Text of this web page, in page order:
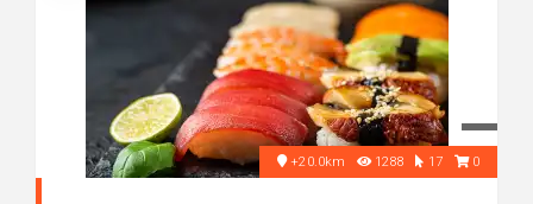
+20.0km 1288 17 0